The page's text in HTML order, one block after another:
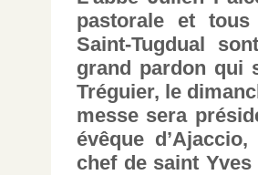
pastorale et
Saint-Tugdual
grand pardon qui
Tréguier, le
messe sera
évêque
chef de saint